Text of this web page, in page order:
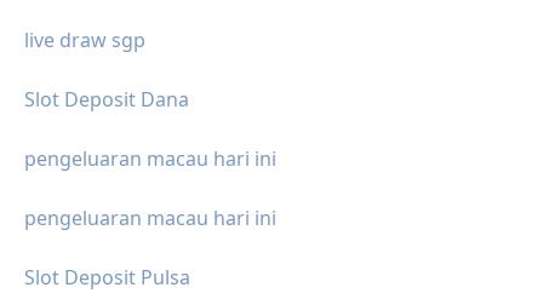
live draw sgp
Slot Deposit Dana
pengeluaran macau hari ini
pengeluaran macau hari ini
Slot Deposit Pulsa